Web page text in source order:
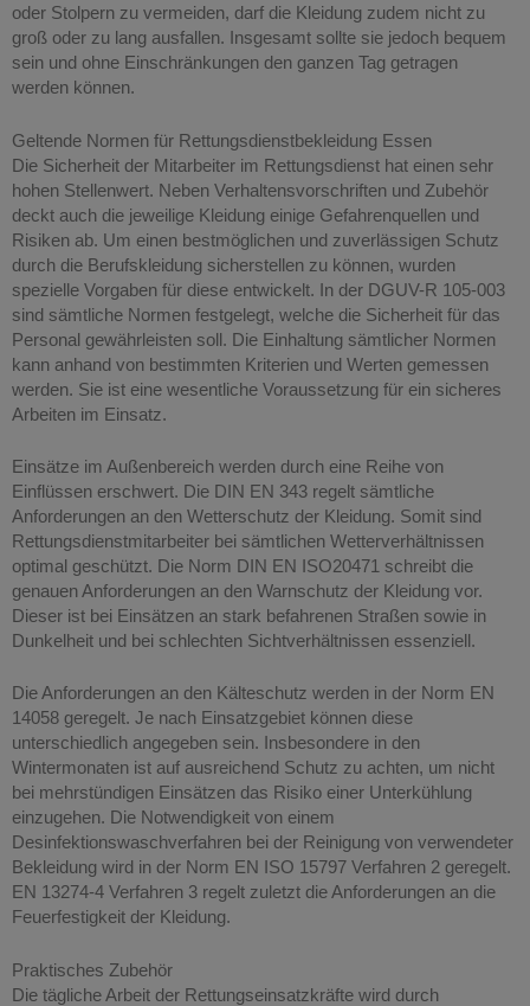
oder Stolpern zu vermeiden, darf die Kleidung zudem nicht zu
groß oder zu lang ausfallen. Insgesamt sollte sie jedoch bequem
sein und ohne Einschränkungen den ganzen Tag getragen
werden können.
Geltende Normen für Rettungsdienstbekleidung Essen
Die Sicherheit der Mitarbeiter im Rettungsdienst hat einen sehr
hohen Stellenwert. Neben Verhaltensvorschriften und Zubehör
deckt auch die jeweilige Kleidung einige Gefahrenquellen und
Risiken ab. Um einen bestmöglichen und zuverlässigen Schutz
durch die Berufskleidung sicherstellen zu können, wurden
spezielle Vorgaben für diese entwickelt. In der DGUV-R 105-003
sind sämtliche Normen festgelegt, welche die Sicherheit für das
Personal gewährleisten soll. Die Einhaltung sämtlicher Normen
kann anhand von bestimmten Kriterien und Werten gemessen
werden. Sie ist eine wesentliche Voraussetzung für ein sicheres
Arbeiten im Einsatz.
Einsätze im Außenbereich werden durch eine Reihe von
Einflüssen erschwert. Die DIN EN 343 regelt sämtliche
Anforderungen an den Wetterschutz der Kleidung. Somit sind
Rettungsdienstmitarbeiter bei sämtlichen Wetterverhältnissen
optimal geschützt. Die Norm DIN EN ISO20471 schreibt die
genauen Anforderungen an den Warnschutz der Kleidung vor.
Dieser ist bei Einsätzen an stark befahrenen Straßen sowie in
Dunkelheit und bei schlechten Sichtverhältnissen essenziell.
Die Anforderungen an den Kälteschutz werden in der Norm EN
14058 geregelt. Je nach Einsatzgebiet können diese
unterschiedlich angegeben sein. Insbesondere in den
Wintermonaten ist auf ausreichend Schutz zu achten, um nicht
bei mehrstündigen Einsätzen das Risiko einer Unterkühlung
einzugehen. Die Notwendigkeit von einem
Desinfektionswaschverfahren bei der Reinigung von verwendeter
Bekleidung wird in der Norm EN ISO 15797 Verfahren 2 geregelt.
EN 13274-4 Verfahren 3 regelt zuletzt die Anforderungen an die
Feuerfestigkeit der Kleidung.
Praktisches Zubehör
Die tägliche Arbeit der Rettungseinsatzkräfte wird durch